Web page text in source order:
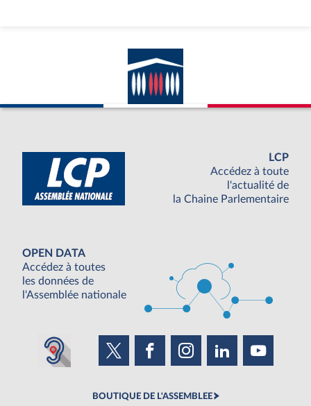
LCP
Accédez à toute
l'actualité de
la Chaine Parlementaire
OPEN DATA
Accédez à toutes
les données de
l'Assemblée nationale
BOUTIQUE DE L'ASSEMBLEE